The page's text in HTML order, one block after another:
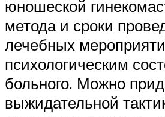
юношеской
метода и сроки
лечебных
психологическим
больного. Можно
выжидательной